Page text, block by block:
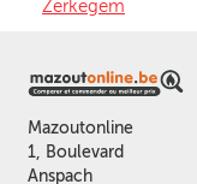
Zerkegem
Mazoutonline
1, Boulevard
Anspach